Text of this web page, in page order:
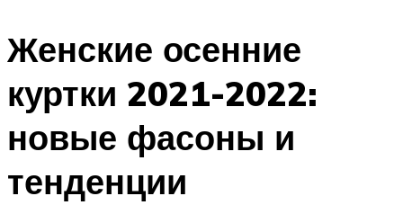
Женские осенние
куртки 2021-2022:
новые фасоны и
тенденции